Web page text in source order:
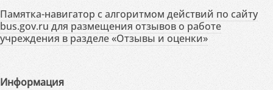
Памятка-навигатор с алгоритмом действий по сайту
bus.gov.ru для размещения отзывов о работе
учреждения в разделе «Отзывы и оценки»
Информация